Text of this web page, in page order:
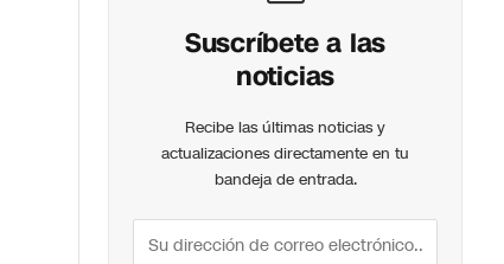
Suscríbete a las
noticias
Recibe las últimas noticias y
actualizaciones directamente en tu
bandeja de entrada.